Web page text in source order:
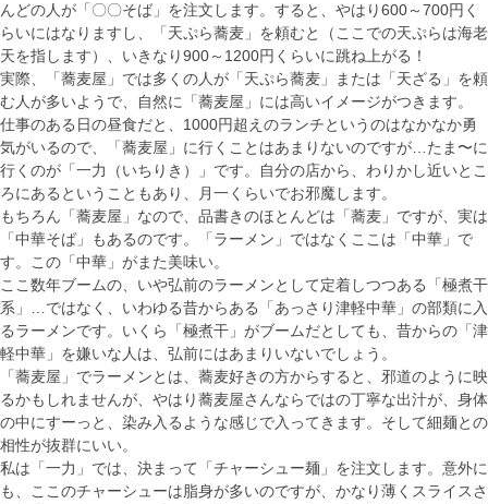
んどの人が「〇〇そば」を注文します。すると、やはり600～700円く
らいにはなりますし、「天ぷら蕎麦」を頼むと（ここでの天ぷらは海老
天を指します）、いきなり900～1200円くらいに跳ね上がる！
実際、「蕎麦屋」では多くの人が「天ぷら蕎麦」または「天ざる」を頼
む人が多いようで、自然に「蕎麦屋」には高いイメージがつきます。
仕事のある日の昼食だと、1000円超えのランチというのはなかなか勇
気がいるので、「蕎麦屋」に行くことはあまりないのですが…たま〜に
行くのが「一力（いちりき）」です。自分の店から、わりかし近いとこ
ろにあるということもあり、月一くらいでお邪魔します。
もちろん「蕎麦屋」なので、品書きのほとんどは「蕎麦」ですが、実は
「中華そば」もあるのです。「ラーメン」ではなくここは「中華」で
す。この「中華」がまた美味い。
ここ数年ブームの、いや弘前のラーメンとして定着しつつある「極煮干
系」…ではなく、いわゆる昔からある「あっさり津軽中華」の部類に入
るラーメンです。いくら「極煮干」がブームだとしても、昔からの「津
軽中華」を嫌いな人は、弘前にはあまりいないでしょう。
「蕎麦屋」でラーメンとは、蕎麦好きの方からすると、邪道のように映
るかもしれませんが、やはり蕎麦屋さんならではの丁寧な出汁が、身体
の中にすーっと、染み入るような感じで入ってきます。そして細麺との
相性が抜群にいい。
私は「一力」では、決まって「チャーシュー麺」を注文します。意外に
も、ここのチャーシューは脂身が多いのですが、かなり薄くスライスさ